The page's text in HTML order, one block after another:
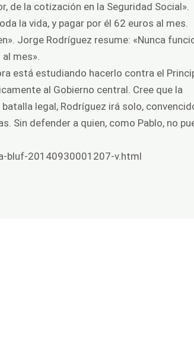
de la cotización en la Seguridad Social».
la vida, y pagar por él 62 euros al mes.
Jorge Rodríguez resume: «Nunca
mes».
está estudiando hacerlo contra el
al Gobierno central. Cree que la
legal, Rodríguez irá solo,
Sin defender a quien, como Pablo, no
bluf-20140930001207-v.html